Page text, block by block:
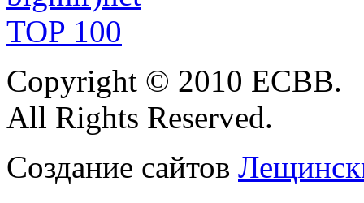
Copyright © 2010 ЕСВВ.
All Rights Reserved.
Создание сайтов